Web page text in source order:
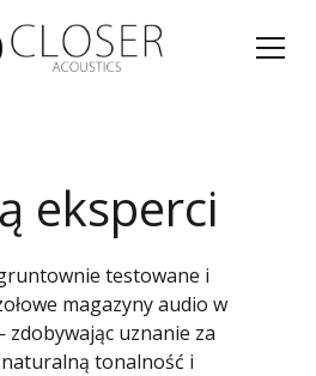
eksperci
testowane i
magazyny audio w
uznanie za
tonalność i